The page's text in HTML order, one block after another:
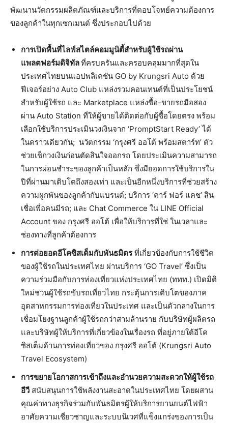
พัฒนานวัตกรรมผลิตภัณฑ์และบริการที่ตอบโจทย์ความต้องการ
ของลูกค้าในทุกเซกเมนต์ ซึ่งประกอบไปด้วย
การเปิดพื้นที่ไลฟ์สไตล์คอมมูนิตี้สำหรับผู้ใช้รถผ่าน
แพลตฟอร์มดิจิทัลที่ครบครันและครอบคลุมมากที่สุดใน
ประเทศไทยบนแอปพลิเคชัน GO by Krungsri Auto ด้วย
ฟีเจอร์อย่าง Auto Club แหล่งรวมคอนเทนต์ที่เป็นประโยชน์
สำหรับผู้ใช้รถ และ Marketplace แหล่งซื้อ-ขายรถมือสอง
ผ่าน Auto Station ที่ให้ผู้ขายได้ติดต่อกับผู้ซื้อโดยตรง พร้อม
เลือกใช้บริการประเมินวงเงินจาก ‘PromptStart Ready’ ได้
ในคราวเดียวกัน; นวัตกรรม ‘กรุงศรี ออโต้ พร้อมสตาร์ท’ ตัว
ช่วยเช็กวงเงินก่อนตัดสินใจออกรถ โดยประเมินความสามารถ
ในการผ่อนชำระของลูกค้าเป็นหลัก ซึ่งมียอดการใช้บริการใน
ปีที่ผ่านมาเติบโตถึงสองเท่า และเป็นอีกหนึ่งบริการที่ช่วยสร้าง
ความผูกพันของลูกค้ากับแบรนด์; บริการ ‘คาร์ ฟอร์ แคช’ สิน
เชื่อเพื่อคนมีรถ; และ Chat Commerce ใน LINE Official
Account ของ กรุงศรี ออโต้ เพื่อให้บริการที่ใช่ ในเวลาและ
ช่องทางที่ลูกค้าต้องการ
การต่อยอดอีโคซิสเต็มกับพันธมิตรที่เกี่ยวข้องกับการใช้ชีวิต
ของผู้ใช้รถในประเทศไทย ผ่านบริการ ‘GO Travel’ ซึ่งเป็น
ความร่วมมือกับการท่องเที่ยวแห่งประเทศไทย (ททท.) เปิดมิติ
ใหม่ชวนผู้ใช้รถขับรถเที่ยวไทย กระตุ้นการเติบโตของภาค
อุตสาหกรรมการท่องเที่ยวในประเทศ และเป็นตัวกลางในการ
เชื่อมโยงฐานลูกค้าผู้ใช้รถกว่าสามล้านราย กับบริษัทผู้ผลิตรถ
และบริษัทผู้ให้บริการที่เกี่ยวข้องในเรื่องรถ ที่อยู่ภายใต้อีโค
ซิสเต็มด้านการท่องเที่ยวของ กรุงศรี ออโต้ (Krungsri Auto
Travel Ecosystem)
การขยายโอกาสการเข้าถึงและอำนวยความสะดวกให้ผู้ใช้รถ
อีวี สนับสนุนการใช้พลังงานสะอาดในประเทศไทย โดยผสาน
คุณค่าทางธุรกิจร่วมกับพันธมิตรผู้ให้บริการยานยนต์ไฟฟ้า
อาศัยความเชี่ยวชาญและระบบนิเวศที่แข็งแกร่งของการเป็น